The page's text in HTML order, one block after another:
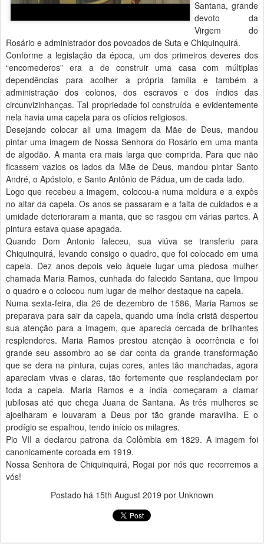
Santana, grande
devoto da
Virgem do
Rosário e administrador dos povoados de Suta e Chiquinquirá.
Conforme a legislação da época, um dos primeiros deveres dos
“encomederos” era a de construir uma casa com múltiplas
dependências para acolher a própria família e também a
administração dos colonos, dos escravos e dos índios das
circunvizinhanças. Tal propriedade foi construída e evidentemente
nela havia uma capela para os ofícios religiosos.
Desejando colocar ali uma imagem da Mãe de Deus, mandou
pintar uma imagem de Nossa Senhora do Rosário em uma manta
de algodão. A manta era mais larga que comprida. Para que não
ficassem vazios os lados da Mãe de Deus, mandou pintar Santo
André, o Apóstolo, e Santo Antônio de Pádua, um de cada lado.
Logo que recebeu a imagem, colocou-a numa moldura e a expôs
no altar da capela. Os anos se passaram e a falta de cuidados e a
umidade deterioraram a manta, que se rasgou em várias partes. A
pintura estava quase apagada.
Quando Dom Antonio faleceu, sua viúva se transferiu para
Chiquinquirá, levando consigo o quadro, que foi colocado em uma
capela. Dez anos depois veio àquele lugar uma piedosa mulher
chamada Maria Ramos, cunhada do falecido Santana, que limpou
o quadro e o colocou num lugar de melhor destaque na capela.
Numa sexta-feira, dia 26 de dezembro de 1586, Maria Ramos se
preparava para sair da capela, quando uma índia cristã despertou
sua atenção para a imagem, que aparecia cercada de brilhantes
resplendores. Maria Ramos prestou atenção à ocorrência e foi
grande seu assombro ao se dar conta da grande transformação
que se dera na pintura, cujas cores, antes tão manchadas, agora
apareciam vivas e claras, tão fortemente que resplandeciam por
toda a capela. Maria Ramos e a índia começaram a clamar
jubilosas até que chega Juana de Santana. As três mulheres se
ajoelharam e louvaram a Deus por tão grande maravilha. E o
prodígio se espalhou, tendo início os milagres.
Pio VII a declarou patrona da Colômbia em 1829. A imagem foi
canonicamente coroada em 1919.
Nossa Senhora de Chiquinquirá, Rogai por nós que recorremos a
vós!
Postado há 15th August 2019 por Unknown